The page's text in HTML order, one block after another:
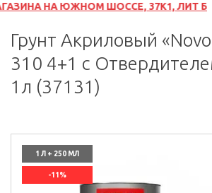
ШОССЕ, 37К1, ЛИТ Б
Грунт Акриловый
310 4+1 с
1л (37131)
1 Л + 250 МЛ
-11%